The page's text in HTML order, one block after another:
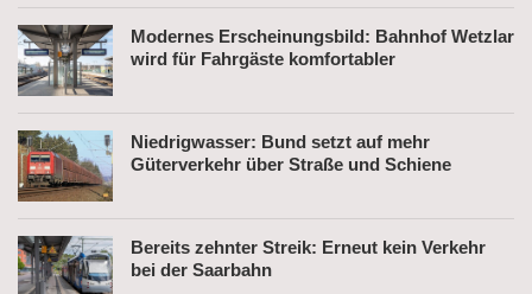
Modernes Erscheinungsbild: Bahnhof Wetzlar
wird für Fahrgäste komfortabler
Niedrigwasser: Bund setzt auf mehr
Güterverkehr über Straße und Schiene
Bereits zehnter Streik: Erneut kein Verkehr
bei der Saarbahn